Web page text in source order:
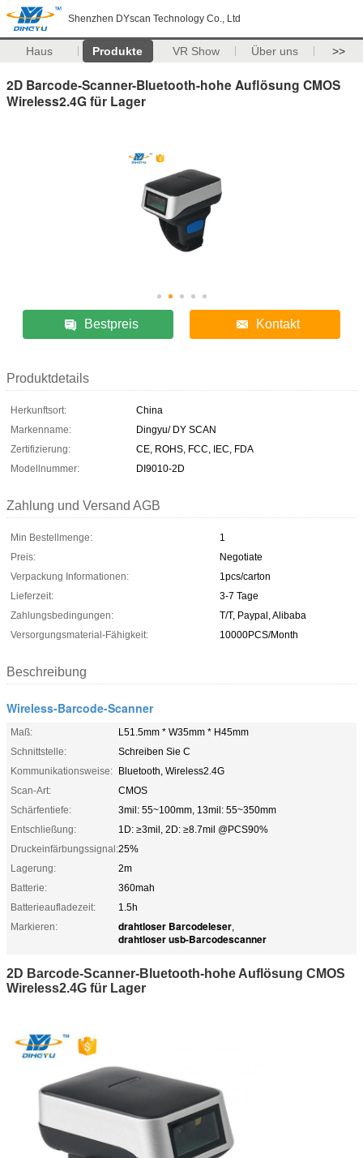
Shenzhen DYscan Technology Co., Ltd
Haus Produkte VR Show Über uns >>
2D Barcode-Scanner-Bluetooth-hohe Auflösung CMOS
Wireless2.4G für Lager
Bestpreis Kontakt
Produktdetails
Herkunftsort:
China
Markenname:
Dingyu/ DY SCAN
Zertifizierung:
CE, ROHS, FCC, IEC, FDA
Modellnummer:
DI9010-2D
Zahlung und Versand AGB
Min Bestellmenge:
1
Preis:
Negotiate
Verpackung Informationen:
1pcs/carton
Lieferzeit:
3-7 Tage
Zahlungsbedingungen:
T/T, Paypal, Alibaba
Versorgungsmaterial-Fähigkeit:
10000PCS/Month
Beschreibung
Wireless-Barcode-Scanner
Maß:
L51.5mm * W35mm * H45mm
Schnittstelle:
Schreiben Sie C
Kommunikationsweise: Bluetooth, Wireless2.4G
Scan-Art:
CMOS
Schärfentiefe:
3mil: 55~100mm, 13mil: 55~350mm
Entschließung:
1D: ≥3mil, 2D: ≥8.7mil @PCS90%
Druckeinfärbungssignal:25%
Lagerung:
2m
Batterie:
360mah
Batterieaufladezeit:
1.5h
Markieren:
drahtloser Barcodeleser,
drahtloser usb-Barcodescanner
2D Barcode-Scanner-Bluetooth-hohe Auflösung CMOS
Wireless2.4G für Lager